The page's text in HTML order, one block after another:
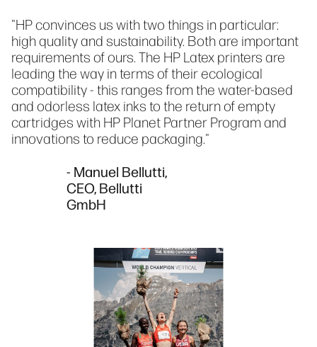
"HP convinces us with two things in particular:
high quality and sustainability. Both are important
requirements of ours. The HP Latex printers are
leading the way in terms of their ecological
compatibility - this ranges from the water-based
and odorless latex inks to the return of empty
cartridges with HP Planet Partner Program and
innovations to reduce packaging."
- Manuel Bellutti,
CEO, Bellutti
GmbH